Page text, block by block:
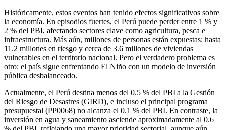
Históricamente, estos eventos han tenido efectos significativos sobre
la economía. En episodios fuertes, el Perú puede perder entre 1 % y
2 % del PBI, afectando sectores clave como agricultura, pesca e
infraestructura. Más aún, millones de personas están expuestas: hasta
11.2 millones en riesgo y cerca de 3.6 millones de viviendas
vulnerables en el territorio nacional. Pero el verdadero problema es
otro: el país sigue enfrentando El Niño con un modelo de inversión
pública desbalanceado.
Actualmente, el Perú destina menos del 0.5 % del PBI a la Gestión
del Riesgo de Desastres (GIRD), e incluso el principal programa
presupuestal (PP0068) no alcanza el 0.1 % del PBI. En contraste, la
inversión en agua y saneamiento asciende aproximadamente al 0.6